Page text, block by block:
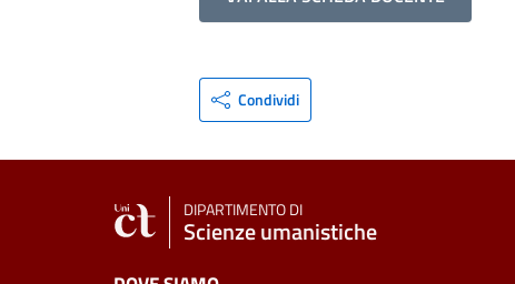
Condividi
DIPARTIMENTO DI
Scienze umanistiche